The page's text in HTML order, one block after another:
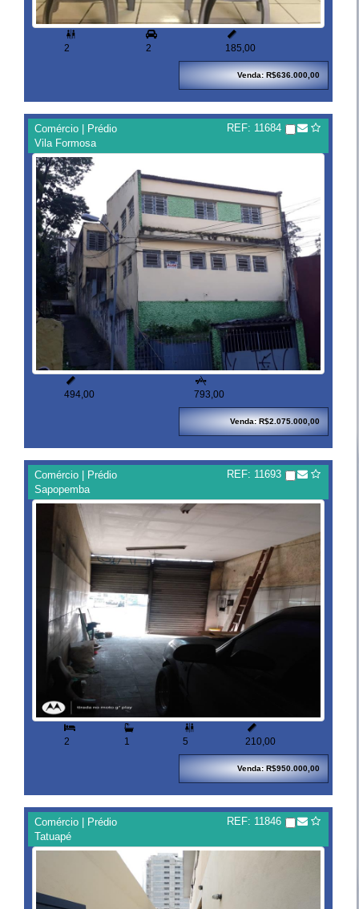

2 2

185,00
Venda: R$636.000,00
Comércio | Prédio
Vila Formosa
REF: 11684

494,00

793,00
Venda: R$2.075.000,00
Comércio | Prédio
Sapopemba
REF: 11693
2 1

5

210,00
Venda: R$950.000,00
Comércio | Prédio
Tatuapé
REF: 11846